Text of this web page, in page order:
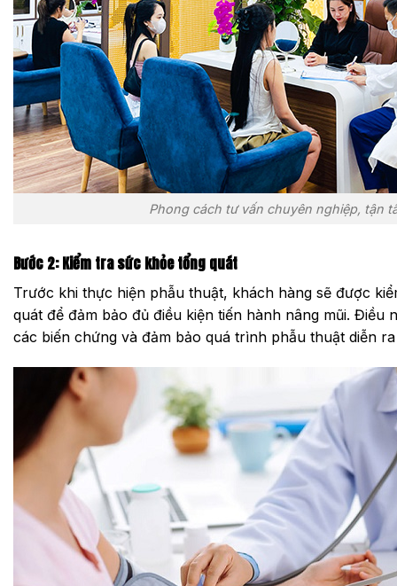
Phong cách tư vấn chuyên nghiệp, tận
Bước 2: Kiểm tra sức khỏe tổng quát
Trước khi thực hiện phẫu thuật, khách hàng sẽ được
quát để đảm bảo đủ điều kiện tiến hành nâng mũi. Điều
các biến chứng và đảm bảo quá trình phẫu thuật diễn